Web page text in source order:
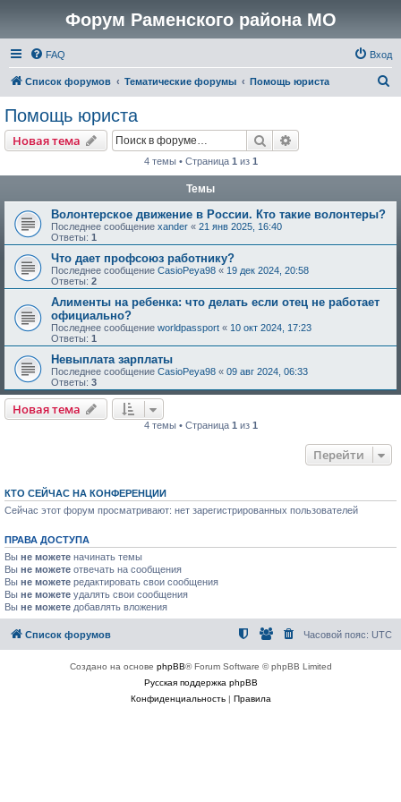
Форум Раменского района МО
FAQ Вход
Список форумов Тематические форумы Помощь юриста
Помощь юриста
Новая тема Поиск
4 темы • Страница 1 из 1
Темы
Волонтерское движение в России. Кто такие волонтеры?
Последнее сообщение xander « 21 янв 2025, 16:40
Ответы: 1
Что дает профсоюз работнику?
Последнее сообщение CasioPeya98 « 19 дек 2024, 20:58
Ответы: 2
Алименты на ребенка: что делать если отец не работает
официально?
Последнее сообщение worldpassport « 10 окт 2024, 17:23
Ответы: 1
Невыплата зарплаты
Последнее сообщение CasioPeya98 « 09 авг 2024, 06:33
Ответы: 3
Новая тема
4 темы • Страница 1 из 1
Перейти
КТО СЕЙЧАС НА КОНФЕРЕНЦИИ
Сейчас этот форум просматривают: нет зарегистрированных пользователей
ПРАВА ДОСТУПА
Вы не можете начинать темы
Вы не можете отвечать на сообщения
Вы не можете редактировать свои сообщения
Вы не можете удалять свои сообщения
Вы не можете добавлять вложения
Список форумов Часовой пояс: UTC
Создано на основе phpBB® Forum Software © phpBB Limited
Русская поддержка phpBB
Конфиденциальность| Правила